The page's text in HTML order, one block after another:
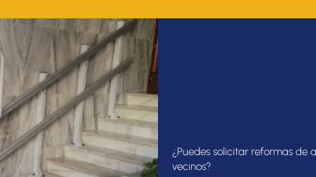
¿Puedes solicitar reformas de
vecinos?